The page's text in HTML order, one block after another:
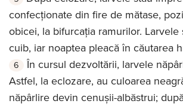
confecționate din fire de mătase,
obicei, la bifurcația ramurilor. Larvele
cuib, iar noaptea pleacă în căutarea
În cursul dezvoltării, larvele
Astfel, la eclozare, au culoarea
năpârlire devin cenușii-albăstrui;